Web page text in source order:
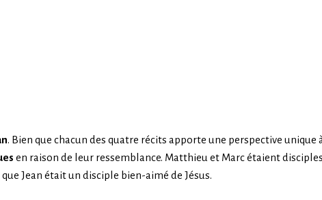
. Bien que chacun des quatre récits apporte une perspective unique
en raison de leur ressemblance. Matthieu et Marc étaient
Jean était un disciple bien-aimé de Jésus.